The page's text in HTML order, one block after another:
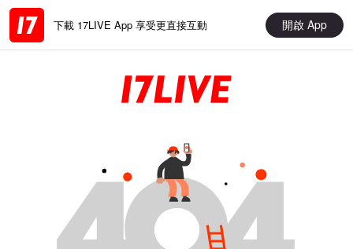
下載 17LIVE App 享受更直接互動 開啟 App